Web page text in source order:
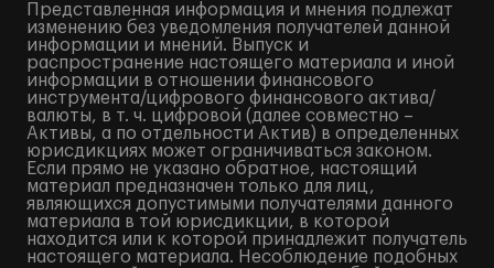
Представленная информация и мнения подлежат
изменению без уведомления получателей данной
информации и мнений. Выпуск и
распространение настоящего материала и иной
информации в отношении финансового
инструмента/цифрового финансового актива/
валюты, в т. ч. цифровой (далее совместно –
Активы, а по отдельности Актив) в определенных
юрисдикциях может ограничиваться законом.
Если прямо не указано обратное, настоящий
материал предназначен только для лиц,
являющихся допустимыми получателями данного
материала в той юрисдикции, в которой
находится или к которой принадлежит получатель
настоящего материала. Несоблюдение подобных